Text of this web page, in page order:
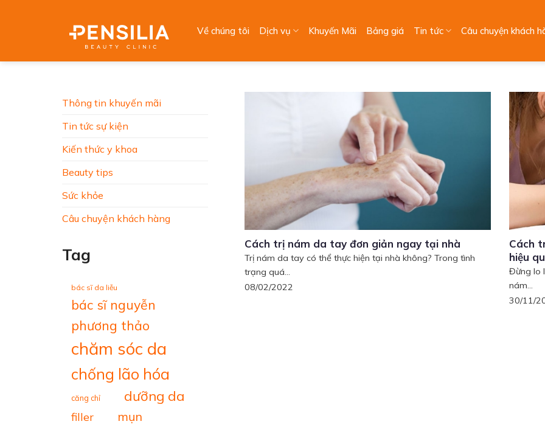
Về chúng tôi Dịch vụ Khuyến Mãi Bảng giá Tin tức Câu chuyện khách
Thông tin khuyến mãi
Tin tức sự kiện
Kiến thức y khoa
Beauty tips
Sức khỏe
Câu chuyện khách hàng
Tag
bác sĩ da liễu
bác sĩ nguyễn
phương thảo
chăm sóc da
chống lão hóa
căng chỉ dưỡng da
filler mụn
Cách trị nám da tay đơn giản ngay tại nhà
Trị nám da tay có thể thực hiện tại nhà không? Trong tình
trạng quá...
08/02/2022
Cách
hiệu
Đừng lo
nám...
30/11/